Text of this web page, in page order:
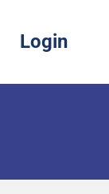
Login